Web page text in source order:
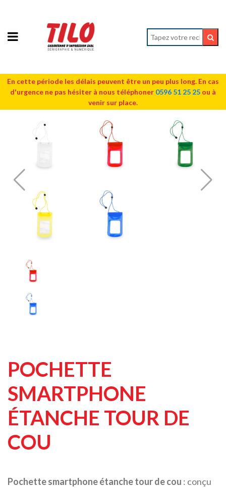
En cette période les délais peuvent être un peu plus long. En cas
d'urgence ne pas hésiter à nous téléphoner 0596 51 25 25 ou à
venir sur place.
POCHETTE
SMARTPHONE
ÉTANCHE TOUR DE
COU
Pochette smartphone étanche tour de cou : conçu